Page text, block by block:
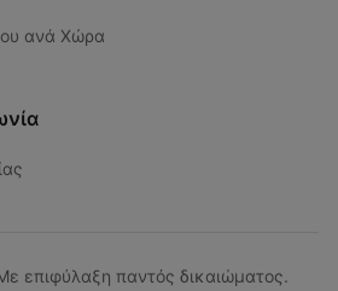
ανά Χώρα
επιφύλαξη παντός δικαιώματος.